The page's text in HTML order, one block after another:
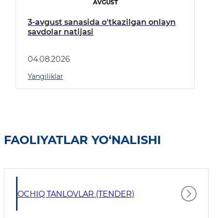
AVGUST
3-avgust sanasida o'tkazilgan onlayn
savdolar natijasi
04.08.2026
Yangiliklar
FAOLIYATLAR YO‘NALISHI
OCHIQ TANLOVLAR (TENDER)